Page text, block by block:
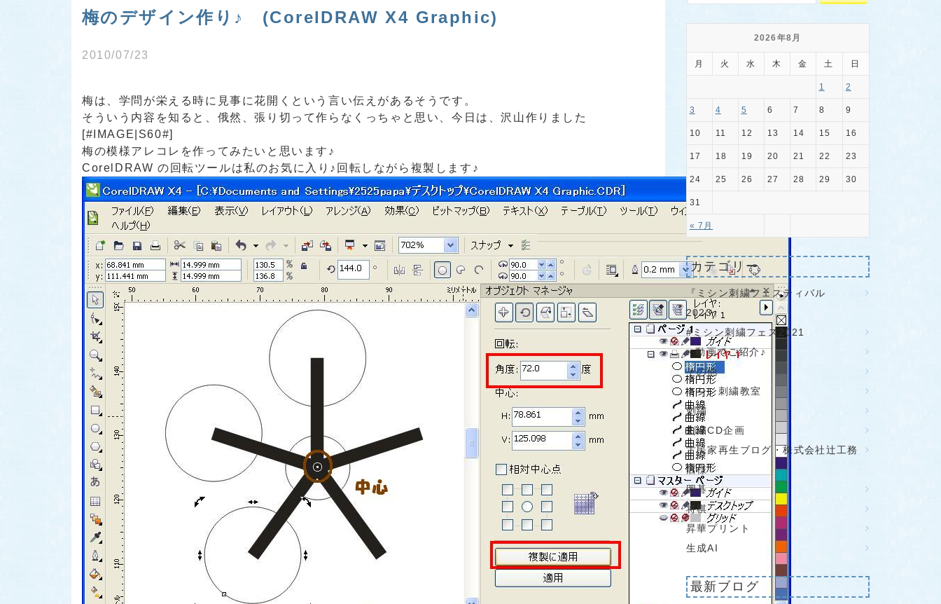
梅のデザイン作り♪ (CorelDRAW X4 Graphic)
2010/07/23
梅は、学問が栄える時に見事に花開くという言い伝えがあるそうです。
そういう内容を知ると、俄然、張り切って作らなくっちゃと思い、今日は、沢山作りました
[#IMAGE|S60#]
梅の模様アレコレを作ってみたいと思います♪
CorelDRAW の回転ツールは私のお気に入り♪回転しながら複製します♪
2026年8月
月 火 水 木 金 土 日
« 7月
1 2
3 4 5 6 7 8 9
10 11 12 13 14 15 16
17 18 19 20 21 22 23
24 25 26 27 28 29 30
31
カテゴリー
『ミシン刺繍フェスティバル
2023』
#ミシン刺繍フェス2021
♪ 動画でご紹介♪
その他
ミシン刺繍教室
刺繍
刺繍CD企画
古民家再生ブログ・株式会社辻工務
店様
囲碁
将棋
昇華プリント
生成AI
最新ブログ